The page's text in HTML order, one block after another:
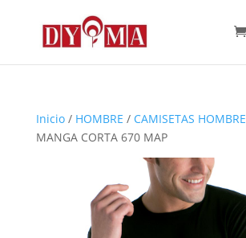
Inicio/ HOMBRE / CAMISETAS HOMBRE
MANGA CORTA 670 MAP